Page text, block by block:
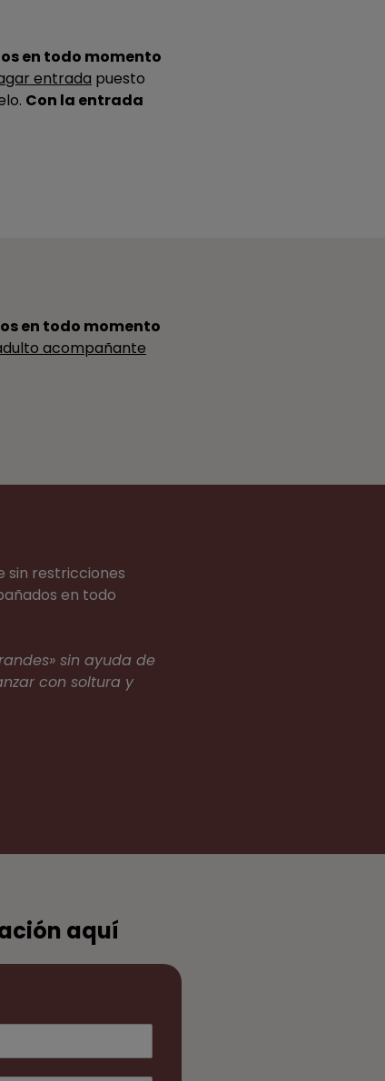
en todo momento
entrada puesto
Con la entrada
en todo momento
acompañante
sin restricciones
en todo
sin ayuda de
con soltura y
aquí